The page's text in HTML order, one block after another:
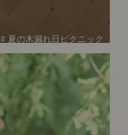
# 夏の木漏れ日ピクニック